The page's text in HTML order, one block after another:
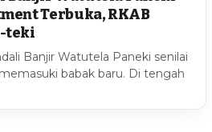
Terbuka, RKAB
teki
Banjir Watutela Paneki senilai
babak baru. Di tengah